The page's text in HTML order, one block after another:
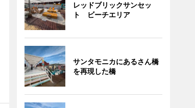
レッドブリックサンセッ
ト ビーチエリア
サンタモニカにあるさん橋
を再現した橋